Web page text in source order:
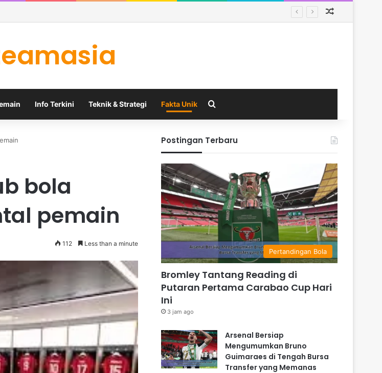
di Tengah Bursa Transfer yang Memanas
Info Terkini Teknik & Strategi Fakta Unik
bola
pemain
112 Less than a minute
Postingan Terbaru
Pertandingan Bola
Bromley Tantang Reading di
Putaran Pertama Carabao Cup Hari
Ini
3 jam ago
Arsenal Bersiap
Mengumumkan Bruno
Guimaraes di Tengah Bursa
Transfer yang Memanas